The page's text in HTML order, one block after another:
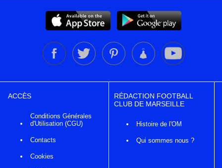
ACCÈS
Conditions Générales
d'Utilisation (CGU)
Contacts
Cookies
RÉDACTION FOOTBALL
CLUB DE MARSEILLE
Histoire de l'OM
Qui sommes nous ?